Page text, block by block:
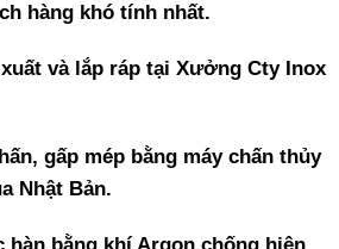
hàng khó tính nhất.
và lắp ráp tại Xưởng Cty Inox
gấp mép bằng máy chấn thủy
Nhật Bản.